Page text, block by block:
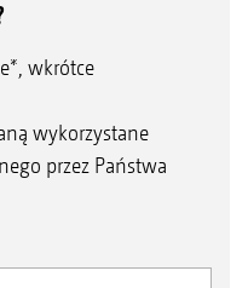
wkrótce
wykorzystane
przez Państwa